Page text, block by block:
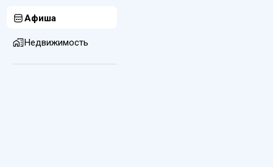
Афиша
Недвижимость